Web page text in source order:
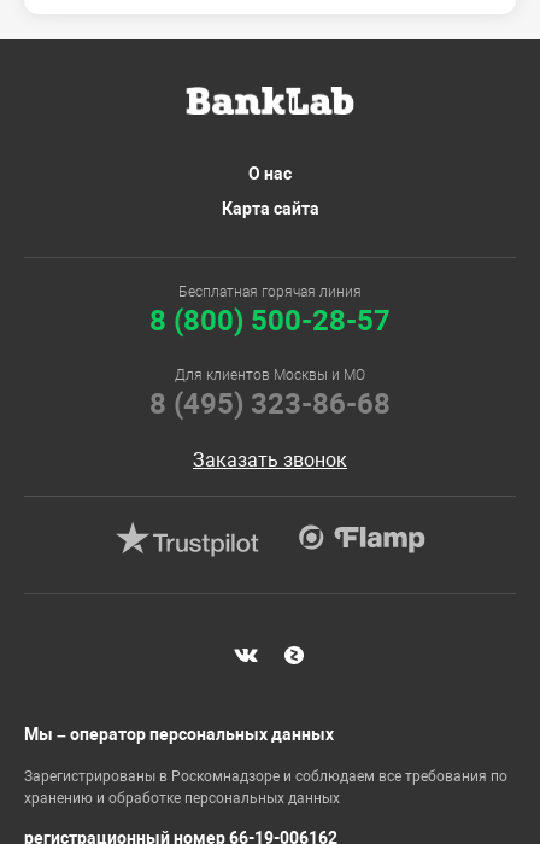
О нас
Карта сайта
Бесплатная горячая линия
8 (800) 500-28-57
Для клиентов Москвы и МО
8 (495) 323-86-68
Заказать звонок
Мы – оператор персональных данных
Зарегистрированы в Роскомнадзоре и соблюдаем все требования по
хранению и обработке персональных данных
регистрационный номер 66-19-006162